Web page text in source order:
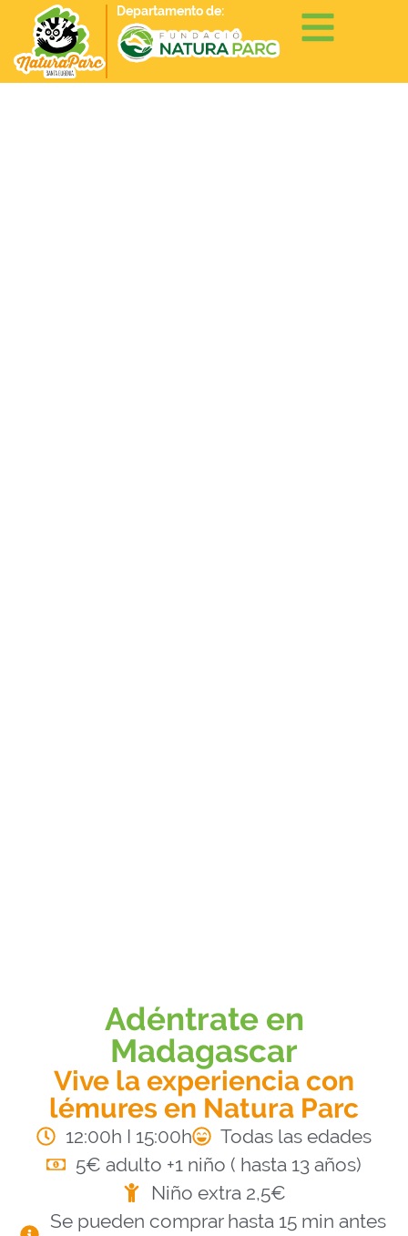
Departamento de:
Adéntrate en
Madagascar
Vive la experiencia con
lémures en Natura Parc
12:00h I 15:00h
Todas las edades
5€ adulto +1 niño ( hasta 13 años)
Niño extra 2,5€
Se pueden comprar hasta 15 min antes